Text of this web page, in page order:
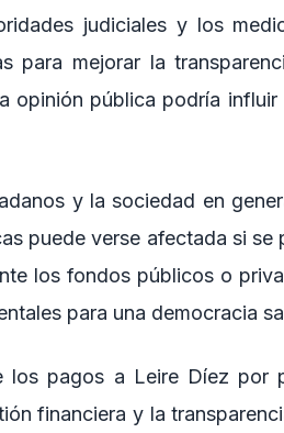
judiciales y los
para mejorar la
opinión pública podría
y la sociedad en
puede verse afectada si se
los fondos públicos o
para una democracia
los pagos a Leire Díez por
financiera y la